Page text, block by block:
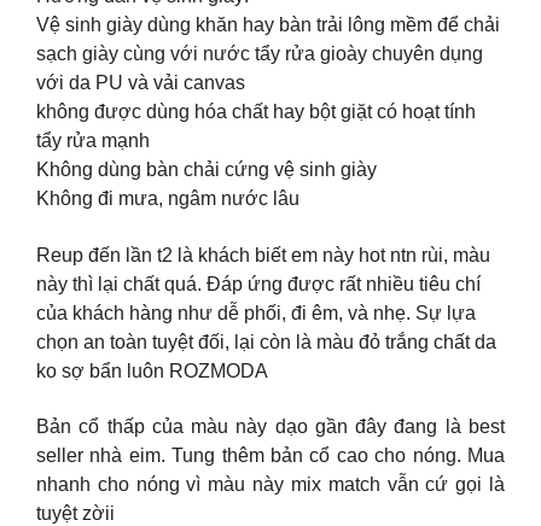
Vệ sinh giày dùng khăn hay bàn trải lông mềm để chải
sạch giày cùng với nước tẩy rửa gioày chuyên dụng
với da PU và vải canvas
không được dùng hóa chất hay bột giặt có hoạt tính
tẩy rửa mạnh
Không dùng bàn chải cứng vệ sinh giày
Không đi mưa, ngâm nước lâu
Reup đến lần t2 là khách biết em này hot ntn rùi, màu
này thì lại chất quá. Đáp ứng được rất nhiều tiêu chí
của khách hàng như dễ phối, đi êm, và nhẹ. Sự lựa
chọn an toàn tuyệt đối, lại còn là màu đỏ trắng chất da
ko sợ bẩn luôn ROZMODA
Bản cổ thấp của màu này dạo gần đây đang là best
seller nhà eim. Tung thêm bản cổ cao cho nóng. Mua
nhanh cho nóng vì màu này mix match vẫn cứ gọi là
tuyệt zờii